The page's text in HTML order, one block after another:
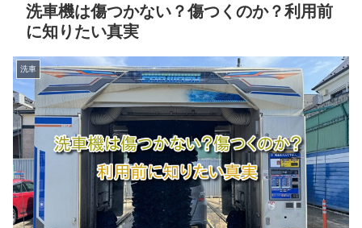
洗車機は傷つかない？傷つくのか？利用前
に知りたい真実
洗車